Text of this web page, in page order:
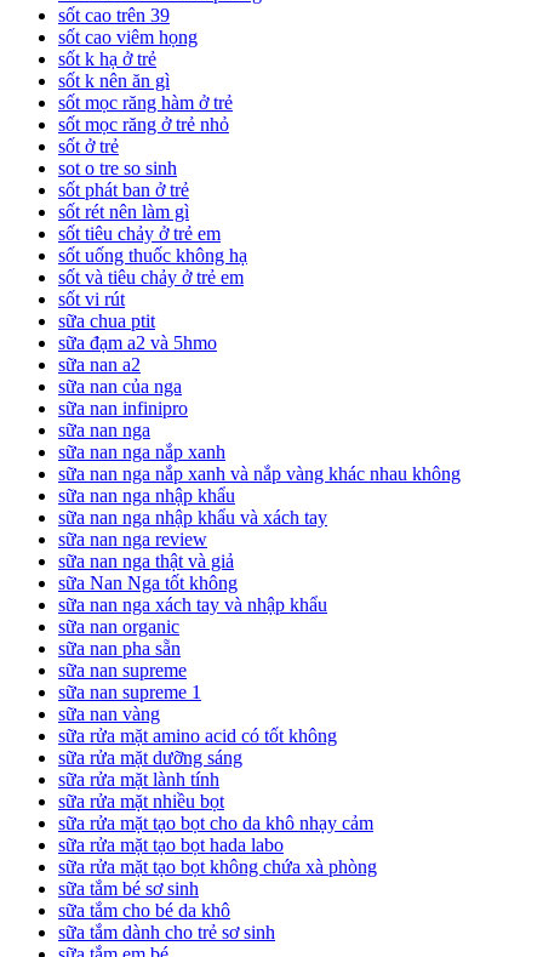
sốt cao trên 39
sốt cao viêm họng
sốt k hạ ở trẻ
sốt k nên ăn gì
sốt mọc răng hàm ở trẻ
sốt mọc răng ở trẻ nhỏ
sốt ở trẻ
sot o tre so sinh
sốt phát ban ở trẻ
sốt rét nên làm gì
sốt tiêu chảy ở trẻ em
sốt uống thuốc không hạ
sốt và tiêu chảy ở trẻ em
sốt vi rút
sữa chua ptit
sữa đạm a2 và 5hmo
sữa nan a2
sữa nan của nga
sữa nan infinipro
sữa nan nga
sữa nan nga nắp xanh
sữa nan nga nắp xanh và nắp vàng khác nhau không
sữa nan nga nhập khẩu
sữa nan nga nhập khẩu và xách tay
sữa nan nga review
sữa nan nga thật và giả
sữa Nan Nga tốt không
sữa nan nga xách tay và nhập khẩu
sữa nan organic
sữa nan pha sẵn
sữa nan supreme
sữa nan supreme 1
sữa nan vàng
sữa rửa mặt amino acid có tốt không
sữa rửa mặt dưỡng sáng
sữa rửa mặt lành tính
sữa rửa mặt nhiều bọt
sữa rửa mặt tạo bọt cho da khô nhạy cảm
sữa rửa mặt tạo bọt hada labo
sữa rửa mặt tạo bọt không chứa xà phòng
sữa tắm bé sơ sinh
sữa tắm cho bé da khô
sữa tắm dành cho trẻ sơ sinh